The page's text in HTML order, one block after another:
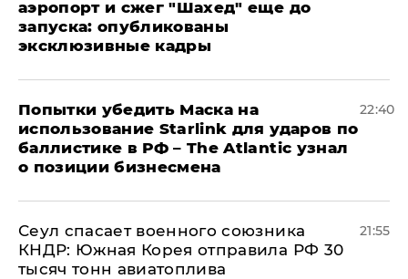
аэропорт и сжег "Шахед" еще до
запуска: опубликованы
эксклюзивные кадры
Попытки убедить Маска на
использование Starlink для ударов по
баллистике в РФ – The Atlantic узнал
о позиции бизнесмена
22:40
​Сеул спасает военного союзника
КНДР: Южная Корея отправила РФ 30
тысяч тонн авиатоплива
21:55